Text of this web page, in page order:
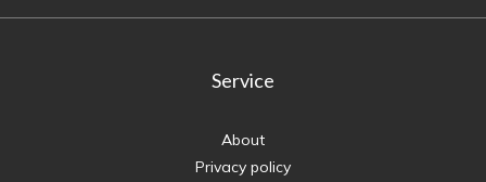
Service
About
Privacy policy